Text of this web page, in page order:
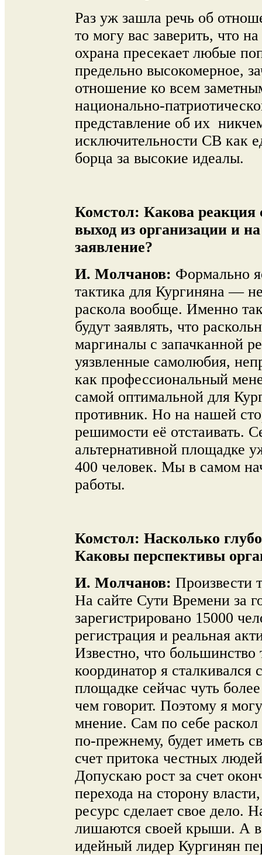
Раз уж зашла речь об
то могу вас заверить, что
охрана пресекает любые
предельно высокомерное,
отношение ко всем
национально-
представление об их
исключительности СВ как
борца за высокие идеалы.
Комстол: Какова реакция
выход из организации и
заявление?
И. Молчанов: Формально
тактика для Кургиняна —
раскола вообще. Именно
будут заявлять, что
маргиналы с запачканной
уязвленные самолюбия,
как профессиональный
самой оптимальной для
противник. Но на нашей
решимости её отстаивать.
альтернативной площадке
400 человек. Мы в самом
работы.
Комстол: Насколько
Каковы перспективы
И. Молчанов: Произвести
На сайте Сути Времени за
зарегистрировано 15000
регистрация и реальная
Известно, что
координатор я
площадке сейчас чуть
чем говорит. Поэтому я
мнение. Сам по себе
по-прежнему, будет иметь
счет притока честных
Допускаю рост за счет
перехода на сторону
ресурс сделает свое
лишаются своей крыши. А
идейный лидер Кургинян